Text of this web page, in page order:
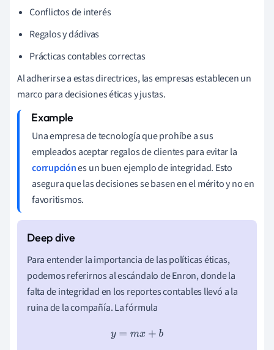
Conflictos de interés
Regalos y dádivas
Prácticas contables correctas
Al adherirse a estas directrices, las empresas establecen un
marco para decisiones éticas y justas.
Una empresa de tecnología que prohíbe a sus
empleados aceptar regalos de clientes para evitar la
corrupciónes un buen ejemplo de integridad. Esto
asegura que las decisiones se basen en el mérito y no en
favoritismos.
Para entender la importancia de las políticas éticas,
podemos referirnos al escándalo de Enron, donde la
falta de integridad en los reportes contables llevó a la
ruina de la compañía. La fórmula
y=mx+ b